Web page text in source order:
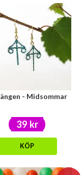
- Midsommar
39 kr
KÖP